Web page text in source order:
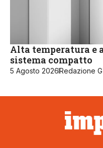
Alta temperatura e
sistema compatto
5 Agosto 2026Redazione